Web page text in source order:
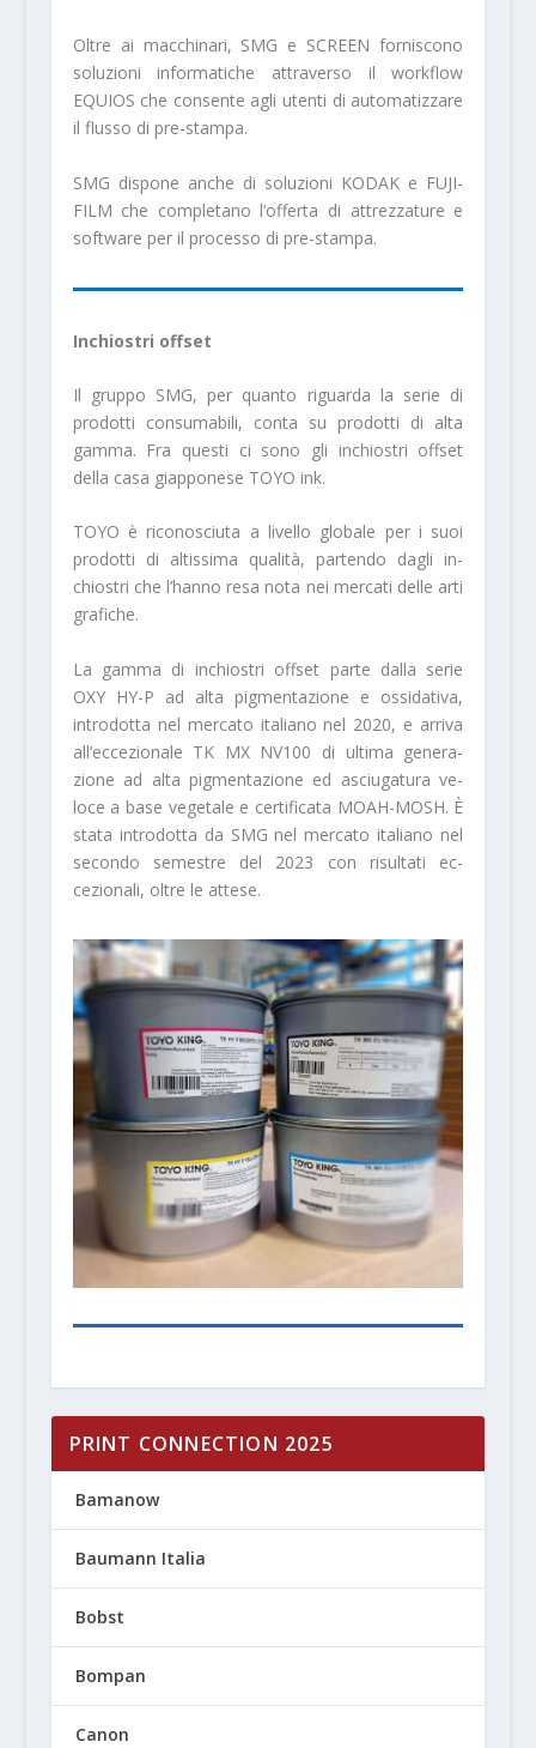
Oltre ai macchinari, SMG e SCREEN fornisco­no
soluzioni informatiche attraverso il workflow
EQUIOS che consente agli utenti di automatiz­zare
il flusso di pre-stampa.
SMG dispone anche di soluzioni KODAK e FUJI­
FILM che completano l’offerta di attrezzature e
software per il processo di pre-stampa.
Inchiostri offset
Il gruppo SMG, per quanto riguarda la serie di
prodotti consumabili, conta su prodotti di alta
gamma. Fra questi ci sono gli inchiostri offset
della casa giapponese TOYO ink.
TOYO è riconosciuta a livello globale per i suoi
prodotti di altissima qualità, partendo dagli in­
chiostri che l’hanno resa nota nei mercati delle arti
grafiche.
La gamma di inchiostri offset parte dalla serie
OXY HY-P ad alta pigmentazione e ossidativa,
introdotta nel mercato italiano nel 2020, e arriva
all’eccezionale TK MX NV100 di ultima genera­
zione ad alta pigmentazione ed asciugatura ve­
loce a base vegetale e certificata MOAH-MOSH. È
stata introdotta da SMG nel mercato italiano nel
secondo semestre del 2023 con risultati ec­
cezionali, oltre le attese.
PRINT CONNECTION 2025
Bamanow
Baumann Italia
Bobst
Bompan
Canon